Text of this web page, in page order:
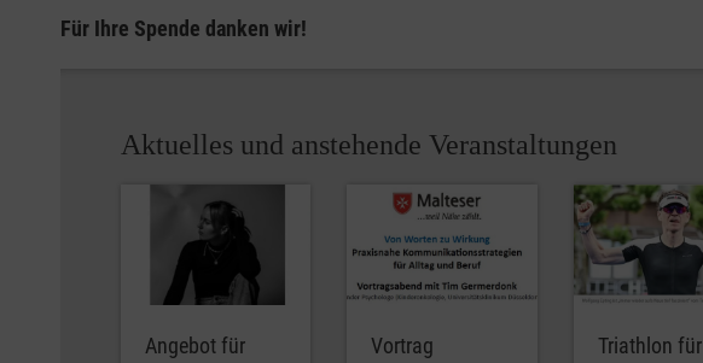
Für Ihre Spende danken wir!
Aktuelles und anstehende Veranstaltungen
Angebot für
Vortrag
Triathlon für